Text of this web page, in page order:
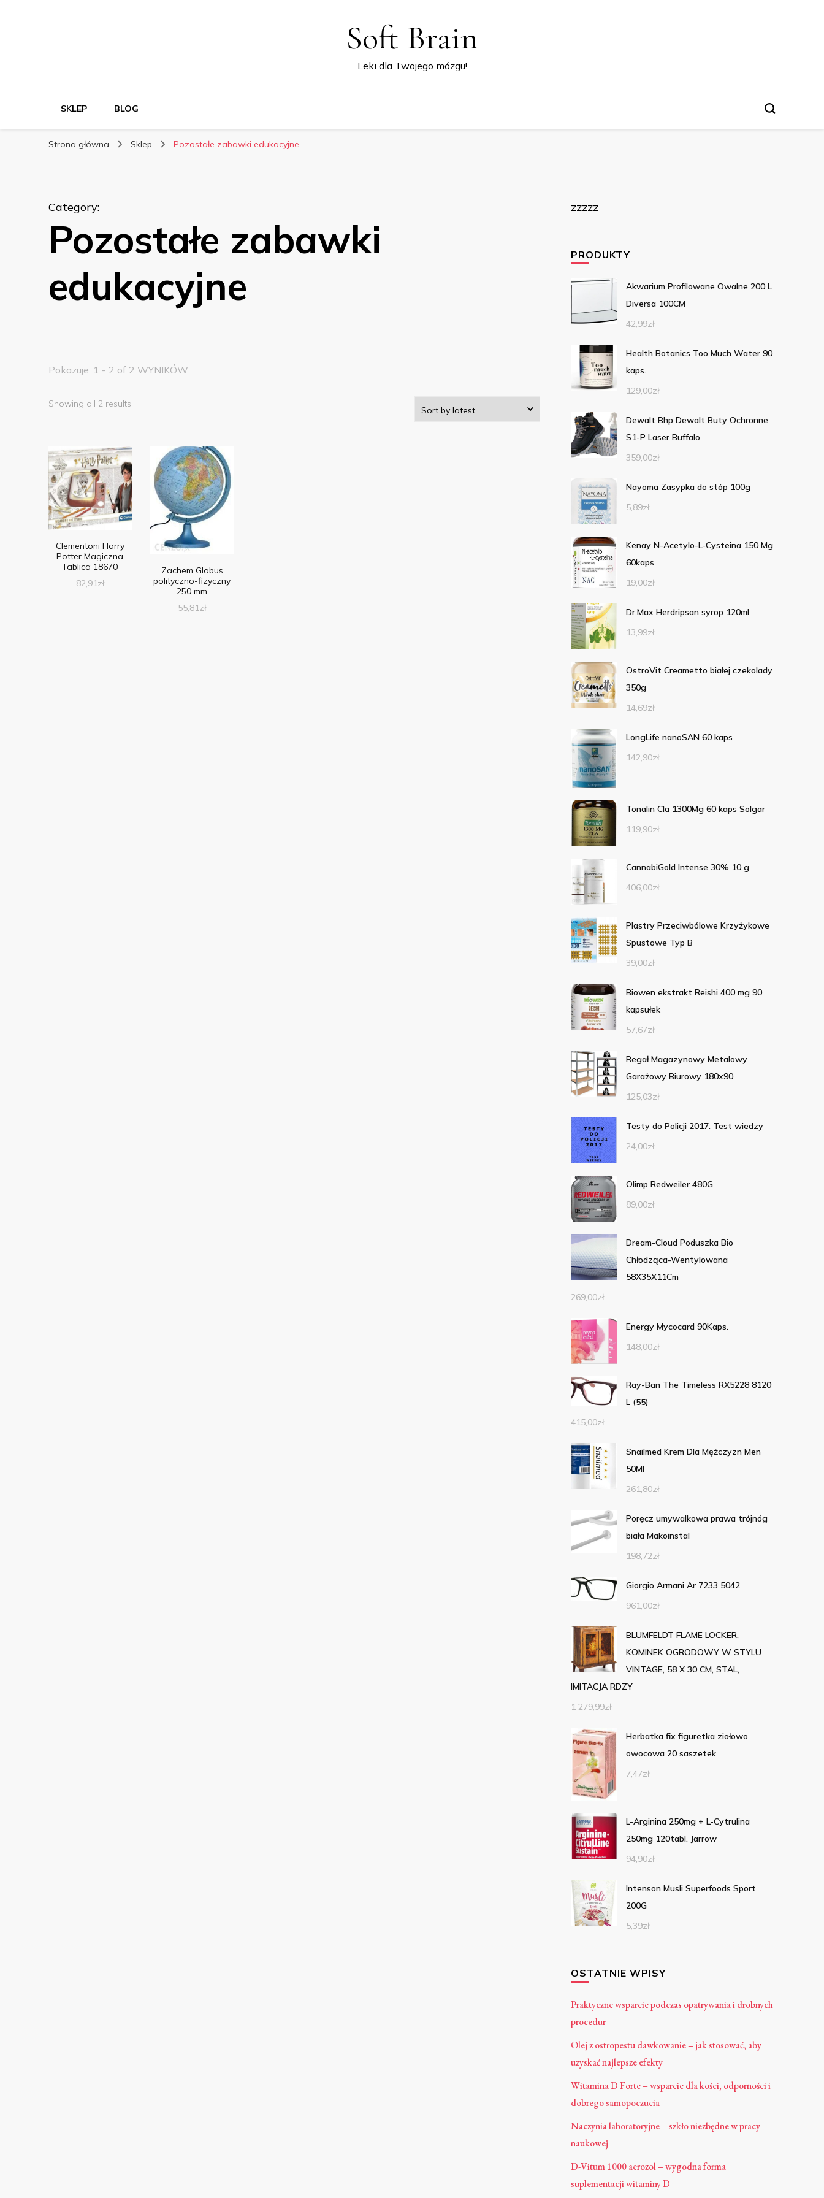
Soft Brain
Leki dla Twojego mózgu!
SKLEP BLOG
Strona główna Sklep Pozostałe zabawki edukacyjne
Category:
Pozostałe zabawki
edukacyjne
Pokazuje: 1 - 2 of 2 WYNIKÓW
Showing all 2 results
Clementoni Harry
Potter Magiczna
Tablica 18670
82,91zł
Zachem Globus
polityczno-fizyczny
250 mm
55,81zł
zzzzz
PRODUKTY
Akwarium Profilowane Owalne 200 L
Diversa 100CM
42,99zł
Health Botanics Too Much Water 90
kaps.
129,00zł
Dewalt Bhp Dewalt Buty Ochronne
S1-P Laser Buffalo
359,00zł
Nayoma Zasypka do stóp 100g
5,89zł
Kenay N-Acetylo-L-Cysteina 150 Mg
60kaps
19,00zł
Dr.Max Herdripsan syrop 120ml
13,99zł
OstroVit Creametto białej czekolady
350g
14,69zł
LongLife nanoSAN 60 kaps
142,90zł
Tonalin Cla 1300Mg 60 kaps Solgar
119,90zł
CannabiGold Intense 30% 10 g
406,00zł
Plastry Przeciwbólowe Krzyżykowe
Spustowe Typ B
39,00zł
Biowen ekstrakt Reishi 400 mg 90
kapsułek
57,67zł
Regał Magazynowy Metalowy
Garażowy Biurowy 180x90
125,03zł
Testy do Policji 2017. Test wiedzy
24,00zł
Olimp Redweiler 480G
89,00zł
Dream-Cloud Poduszka Bio
Chłodząca-Wentylowana
58X35X11Cm
269,00zł
Energy Mycocard 90Kaps.
148,00zł
Ray-Ban The Timeless RX5228 8120
L (55)
415,00zł
Snailmed Krem Dla Mężczyzn Men
50Ml
261,80zł
Poręcz umywalkowa prawa trójnóg
biała Makoinstal
198,72zł
Giorgio Armani Ar 7233 5042
961,00zł
BLUMFELDT FLAME LOCKER,
KOMINEK OGRODOWY W STYLU
VINTAGE, 58 X 30 CM, STAL,
IMITACJA RDZY
1 279,99zł
Herbatka fix figuretka ziołowo
owocowa 20 saszetek
7,47zł
L-Arginina 250mg + L-Cytrulina
250mg 120tabl. Jarrow
94,90zł
Intenson Musli Superfoods Sport
200G
5,39zł
OSTATNIE WPISY
Praktyczne wsparcie podczas opatrywania i drobnych
procedur
Olej z ostropestu dawkowanie – jak stosować, aby
uzyskać najlepsze efekty
Witamina D Forte – wsparcie dla kości, odporności i
dobrego samopoczucia
Naczynia laboratoryjne – szkło niezbędne w pracy
naukowej
D-Vitum 1000 aerozol – wygodna forma
suplementacji witaminy D